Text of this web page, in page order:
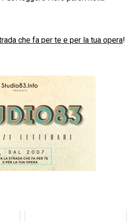
che fa per te e per la tua opera!